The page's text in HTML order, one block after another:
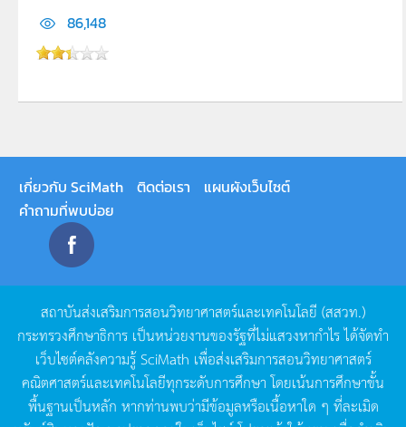
86,148
เกี่ยวกับ SciMath ติดต่อเรา
แผนผังเว็บไซต์
คำถามที่พบบ่อย
สถาบันส่งเสริมการสอนวิทยาศาสตร์และเทคโนโลยี (สสวท.)
กระทรวงศึกษาธิการ เป็นหน่วยงานของรัฐที่ไม่แสวงหากำไรได้จัดทำ
เว็บไซต์คลังความรู้SciMath เพื่อส่งเสริมการสอนวิทยาศาสตร์
คณิตศาสตร์และเทคโนโลยีทุกระดับการศึกษา โดยเน้นการศึกษาขั้น
พื้นฐานเป็นหลัก หากท่านพบว่ามีข้อมูลหรือเนื้อหาใด ๆ ที่ละเมิด